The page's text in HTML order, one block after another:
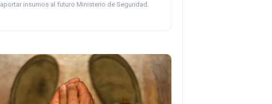
aportar insumos al futuro Ministerio de Seguridad.